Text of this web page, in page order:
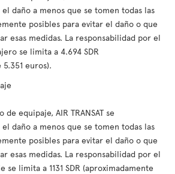
daño a menos que se tomen todas las
posibles para evitar el daño o que
esas medidas. La responsabilidad por el
se limita a 4.694 SDR
euros).
equipaje, AIR TRANSAT se
daño a menos que se tomen todas las
posibles para evitar el daño o que
esas medidas. La responsabilidad por el
se limita a 1131 SDR (aproximadamente